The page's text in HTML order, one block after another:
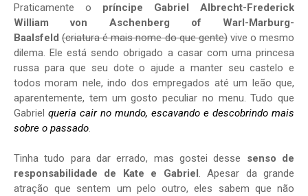
Praticamente o príncipe Gabriel Albrecht-Frederick
William von Aschenberg of Warl-Marburg-
Baalsfeld (criatura é mais nome do que gente)vive o mesmo
dilema. Ele está sendo obrigado a casar com uma princesa
russa para que seu dote o ajude a manter seu castelo e
todos moram nele, indo dos empregados até um leão que,
aparentemente, tem um gosto peculiar no menu. Tudo que
Gabriel queria cair no mundo, escavando e descobrindo mais
sobre o passado.
Tinha tudo para dar errado, mas gostei desse senso de
responsabilidade de Kate e Gabriel . Apesar da grande
atração que sentem um pelo outro, eles sabem que não